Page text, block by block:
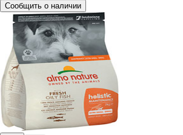
Сообщить о наличии